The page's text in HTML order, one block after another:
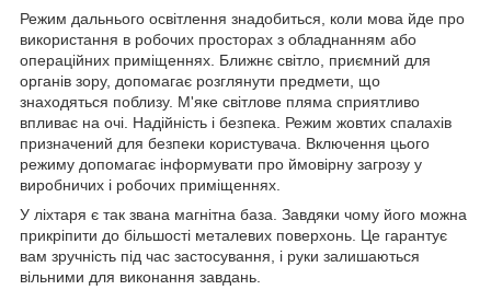
Режим дальнього освітлення знадобиться, коли мова йде про
використання в робочих просторах з обладнанням або
операційних приміщеннях. Ближнє світло, приємний для
органів зору, допомагає розглянути предмети, що
знаходяться поблизу. М'яке світлове пляма сприятливо
впливає на очі. Надійність і безпека. Режим жовтих спалахів
призначений для безпеки користувача. Включення цього
режиму допомагає інформувати про ймовірну загрозу у
виробничих і робочих приміщеннях.
У ліхтаря є так звана магнітна база. Завдяки чому його можна
прикріпити до більшості металевих поверхонь. Це гарантує
вам зручність під час застосування, і руки залишаються
вільними для виконання завдань.